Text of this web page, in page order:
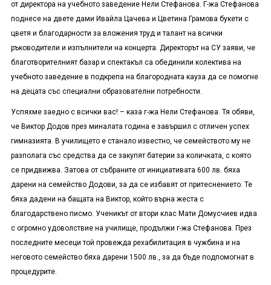
от директора на учебното заведение Нели Стефанова. Г-жа Стефанова
поднесе на двете дами Ивайла Цачева и Цветина Грамова букети с
цветя и благодарности за вложения труд и талант на всички
ръководители и изпълнители на концерта. Директорът на СУ заяви, че
благотворителният базар и спектакъл са обединили колектива на
учебното заведение в подкрепа на благородната кауза да се помогне
на децата със специални образователни потребности.
Успяхме заедно с всички вас! – каза г-жа Нели Стефанова. Тя обяви,
че Виктор Додов през миналата година е завършил с отличен успех
гимназията. В училището е станало известно, че семейството му не
разполага със средства да се закупят батерии за количката, с която
се придвижва. Затова от събраните от инициативата 600 лв. бяха
дарени на семейство Додови, за да се избавят от притеснението. Те
бяха дадени на бащата на Виктор, който върна жеста с
благодарствено писмо. Ученикът от втори клас Мати Домусчиев идва
с огромно удоволствие на училище, продължи г-жа Стефанова. През
последните месеци той провежда рехабилитация в чужбина и на
неговото семейство бяха дарени 1500 лв., за да бъде подпомогнат в
процедурите.